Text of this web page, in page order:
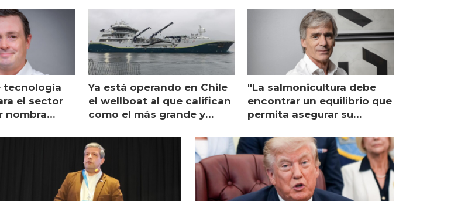
tecnología
el sector
nombra
Ya está operando en Chile
el wellboat al que califican
como el más grande y
"La salmonicultura debe
encontrar un equilibrio que
permita asegurar su